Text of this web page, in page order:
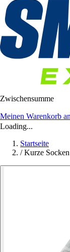
Zwischensumme
Meinen Warenkorb
Loading...
Startseite
/ Kurze